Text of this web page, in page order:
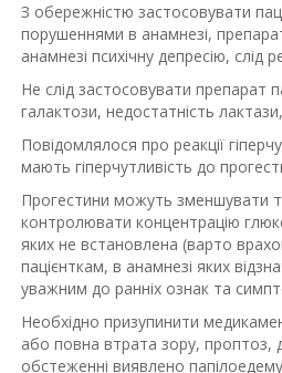
З обережністю застосовувати
порушеннями в анамнезі,
анамнезі психічну депресію,
Не слід застосовувати препарат
галактози, недостатність
Повідомлялося про реакції
мають гіперчутливість до
Прогестини можуть зменшувати
контролювати концентрацію
яких не встановлена (варто
пацієнткам, в анамнезі яких
уважним до ранніх ознак та
Необхідно призупинити
або повна втрата зору, проптоз,
обстеженні виявлено